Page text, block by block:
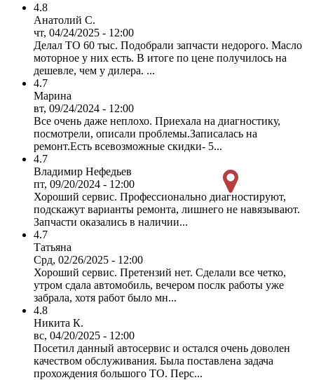
4.8
Анатолий С.
чт, 04/24/2025 - 12:00
Делал ТО 60 тыс. Подобрали запчасти недорого. Масло
моторное у них есть. В итоге по цене получилось на
дешевле, чем у дилера. ...
4.7
Марина
вт, 09/24/2024 - 12:00
Все очень даже неплохо. Приехала на диагностику,
посмотрели, описали проблемы.Записалась на
ремонт.Есть всевозможные скидки- 5...
4.7
Владимир Нефедьев
пт, 09/20/2024 - 12:00
Хороший сервис. Профессионально диагностируют,
подскажут варианты ремонта, лишнего не навязывают.
Запчасти оказались в наличии...
4.7
Татьяна
Срд, 02/26/2025 - 12:00
Хороший сервис. Претензий нет. Сделали все четко,
утром сдала автомобиль, вечером послк работы уже
забрала, хотя работ было мн...
4.8
Никита К.
вс, 04/20/2025 - 12:00
Посетил данный автосервис и остался очень доволен
качеством обслуживания. Была поставлена задача
прохождения большого ТО. Перс...